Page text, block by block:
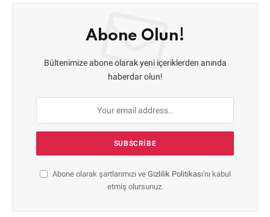
Abone Olun!
Bültenimize abone olarak yeni içeriklerden anında
haberdar olun!
Abone olarak şartlarımızı ve Gizlilik Politikası'nı kabul
etmiş olursunuz.